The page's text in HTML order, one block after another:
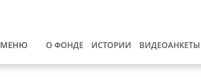
МЕНЮ О ФОНДЕ ИСТОРИИ ВИДЕОАНКЕТЫ